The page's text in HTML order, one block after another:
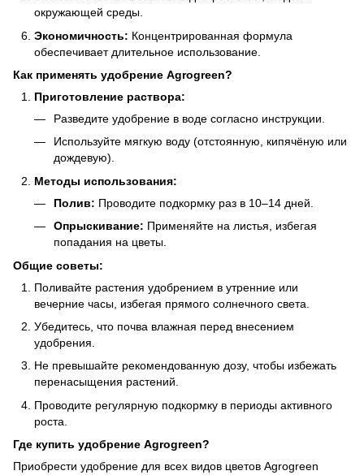
окружающей среды.
Экономичность: Концентрированная формула
обеспечивает длительное использование.
Как применять удобрение Agrogreen?
Приготовление раствора:
Разведите удобрение в воде согласно инструкции.
Используйте мягкую воду (отстоянную, кипячёную или
дождевую).
Методы использования:
Полив: Проводите подкормку раз в 10–14 дней.
Опрыскивание: Применяйте на листья, избегая
попадания на цветы.
Общие советы:
Поливайте растения удобрением в утренние или
вечерние часы, избегая прямого солнечного света.
Убедитесь, что почва влажная перед внесением
удобрения.
Не превышайте рекомендованную дозу, чтобы избежать
перенасыщения растений.
Проводите регулярную подкормку в периоды активного
роста.
Где купить удобрение Agrogreen?
Приобрести удобрение для всех видов цветов Agrogreen